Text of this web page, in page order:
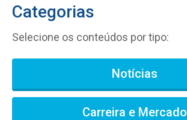
Categorias
Selecione os conteúdos por tipo:
Notícias
Carreira e Mercado